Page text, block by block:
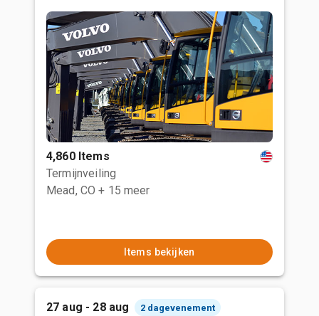
4,860 Items
Termijnveiling
Mead, CO + 15 meer
Items bekijken
27 aug - 28 aug 2 dagevenement